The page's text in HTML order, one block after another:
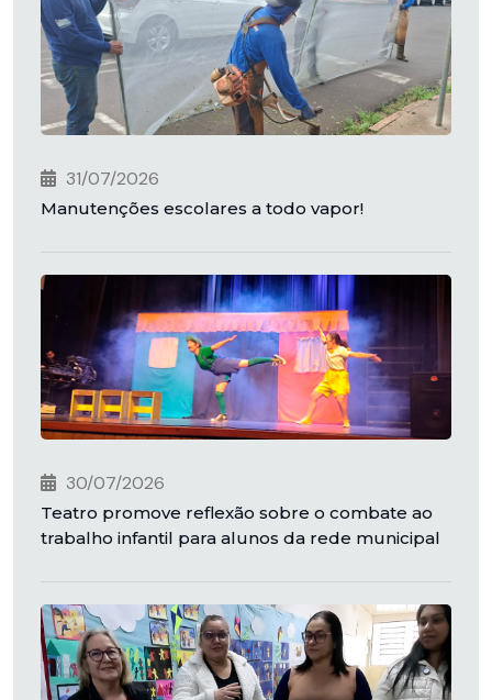
31/07/2026
Manutenções escolares a todo vapor!
30/07/2026
Teatro promove reflexão sobre o combate ao
trabalho infantil para alunos da rede municipal